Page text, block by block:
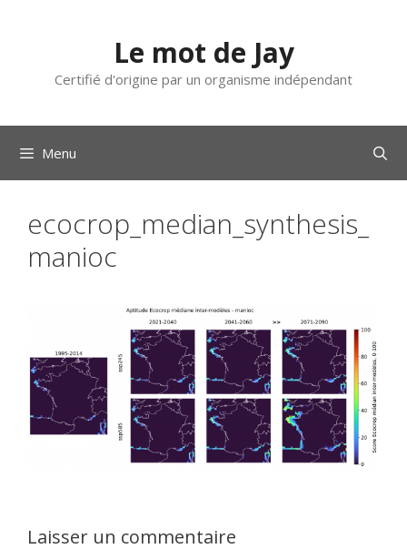
Le mot de Jay
Certifié d'origine par un organisme indépendant
Menu
ecocrop_median_synthesis_
manioc
Laisser un commentaire